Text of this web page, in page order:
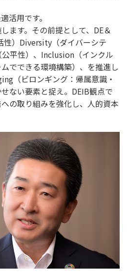
活用です。
ます。その前提として、DE＆
性）Diversity（ダイバーシテ
平性）、Inclusion（インクル
でできる環境構築）、を推進し
（ビロンギング：帰属意識・
ない要素と捉え。DEIB観点で
の取り組みを強化し、人的資本